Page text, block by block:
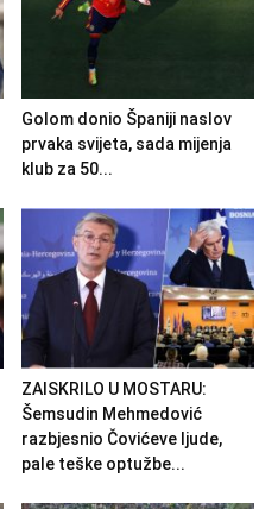
Golom donio Španiji naslov
prvaka svijeta, sada mijenja
klub za 50...
ZAISKRILO U MOSTARU:
Šemsudin Mehmedović
razbjesnio Čovićeve ljude,
pale teške optužbe...